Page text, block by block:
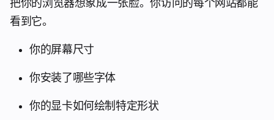
看到它。
你的屏幕尺寸
你安装了哪些字体
你的显卡如何绘制特定形状